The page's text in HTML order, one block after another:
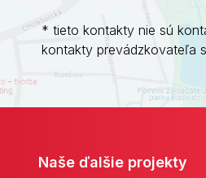
* tieto kontakty nie sú
kontakty prevádzkovateľa
Naše ďalšie projekty